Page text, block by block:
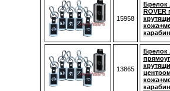
15958
Брелок
ROVER
13865
Брелок